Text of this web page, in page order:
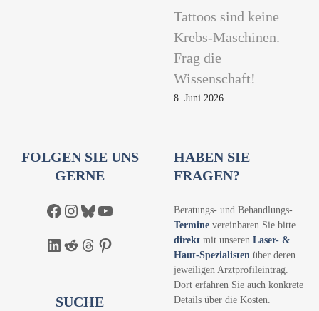
Tattoos sind keine
Krebs-Maschinen.
Frag die
Wissenschaft!
8. Juni 2026
FOLGEN SIE UNS
GERNE
Facebook Instagram Bluesky YouTube
LinkedIn Reddit Threads Pinterest
SUCHE
HABEN SIE
FRAGEN?
Beratungs- und Behandlungs-
Termine vereinbaren Sie bitte
direkt mit unseren Laser- &
Haut-Spezialisten über deren
jeweiligen Arztprofileintrag.
Dort erfahren Sie auch konkrete
Details über die Kosten.